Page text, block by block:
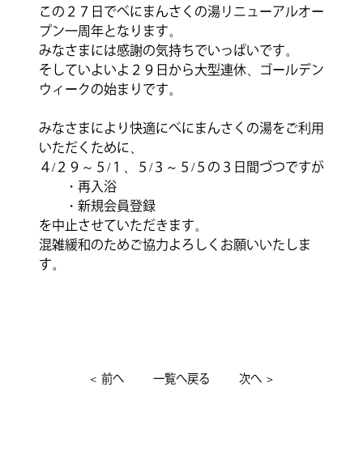
この２７日でべにまんさくの湯リニューアルオー
プン一周年となります。
みなさまには感謝の気持ちでいっぱいです。
そしていよいよ２９日から大型連休、ゴールデン
ウィークの始まりです。
みなさまにより快適にべにまんさくの湯をご利用
いただくために、
４/２９～５/１、５/３～５/５の３日間づつですが
・再入浴
・新規会員登録
を中止させていただきます。
混雑緩和のためご協力よろしくお願いいたしま
す。
＜前へ 一覧へ戻る 次へ＞